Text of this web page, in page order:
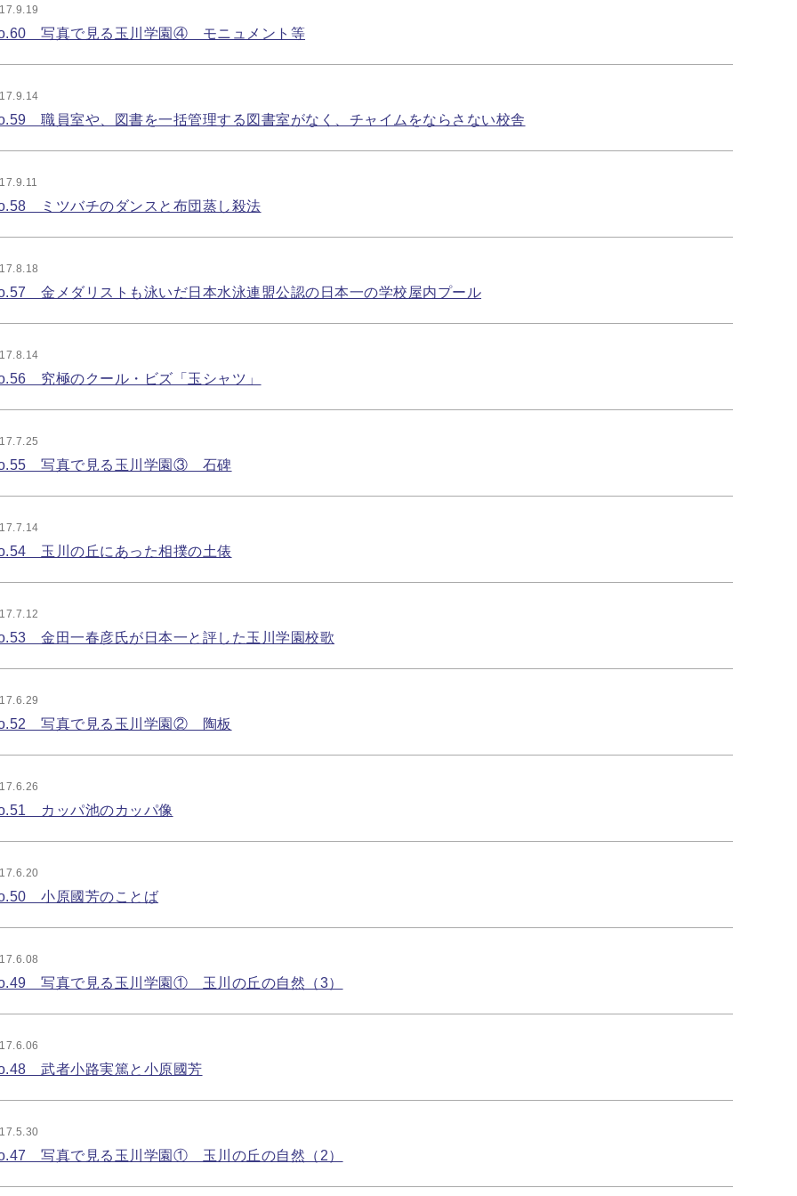
写真で見る玉川学園④ モニュメント等
職員室や、図書を一括管理する図書室がなく、チャイムをならさない校舎
ミツバチのダンスと布団蒸し殺法
金メダリストも泳いだ日本水泳連盟公認の日本一の学校屋内プール
究極のクール・ビズ「玉シャツ」
写真で見る玉川学園③ 石碑
玉川の丘にあった相撲の土俵
金田一春彦氏が日本一と評した玉川学園校歌
写真で見る玉川学園② 陶板
カッパ池のカッパ像
小原國芳のことば
写真で見る玉川学園① 玉川の丘の自然（3）
武者小路実篤と小原國芳
写真で見る玉川学園① 玉川の丘の自然（2）